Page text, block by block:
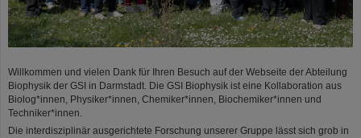
©
Willkommen und vielen Dank für Ihren Besuch auf der Webseite der Abteilung
Biophysik der GSI in Darmstadt. Die GSI Biophysik ist eine Kollaboration aus
Biolog*innen, Physiker*innen, Chemiker*innen, Biochemiker*innen und
Techniker*innen.
Die interdisziplinär ausgerichtete Forschung unserer Gruppe lässt sich grob in